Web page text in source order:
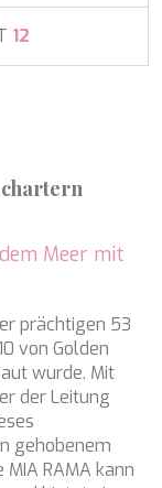
12
chartern
Meer mit
prächtigen 53
von Golden
wurde. Mit
der Leitung
gehobenem
RAMA kann